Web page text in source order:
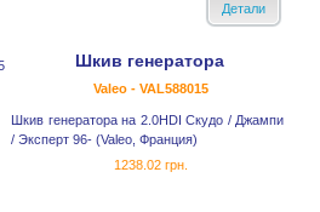
Детали
Шкив генератора
Valeo - VAL588015
Шкив генератора на 2.0HDI Скудо / Джампи
/ Эксперт 96- (Valeo, Франция)
1238.02 грн.